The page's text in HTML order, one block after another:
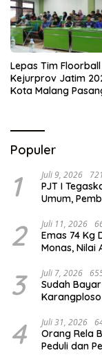
Lepas Tim
Kejurprov Jatim
Kota Malang
Populer
1 Juli 9, 2026
PJT I
Umum,
2 Juli 11, 2026
Emas 74 Kg
Monas, Nilai
3 Juli 7, 2026
Sudah
4 Juli 31, 2026
Orang Rela
Peduli dan